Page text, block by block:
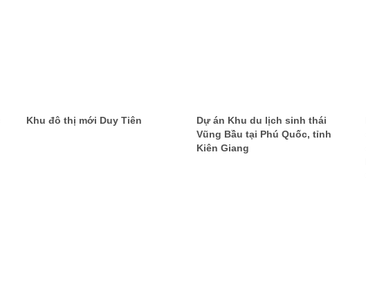
Khu đô thị mới Duy Tiên
Dự án Khu du lịch sinh thái
Vũng Bầu tại Phú Quốc, tỉnh
Kiên Giang